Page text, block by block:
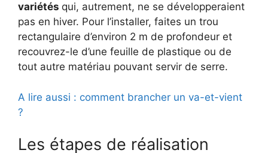
variétés qui, autrement, ne se développeraient
pas en hiver. Pour l’installer, faites un trou
rectangulaire d’environ 2 m de profondeur et
recouvrez-le d’une feuille de plastique ou de
tout autre matériau pouvant servir de serre.
A lire aussi : comment brancher un va-et-vient
?
Les étapes de réalisation